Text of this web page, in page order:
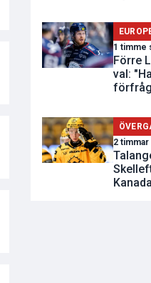
1 timme
Förre
val:
2
Kanada